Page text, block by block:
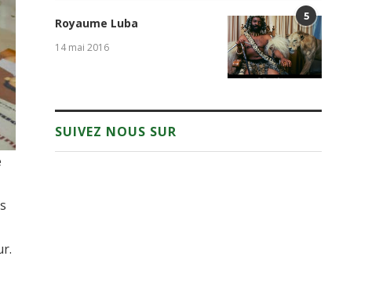
5
Royaume Luba
14 mai 2016
SUIVEZ NOUS SUR